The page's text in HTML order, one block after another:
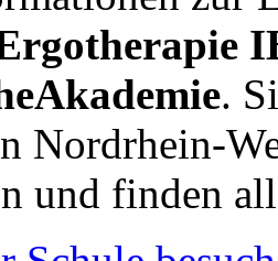
.
Nordrhein-
und finden